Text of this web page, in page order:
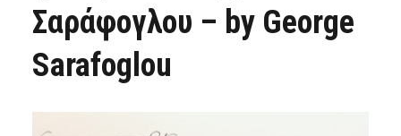
Σαράφογλου – by George
Sarafoglou